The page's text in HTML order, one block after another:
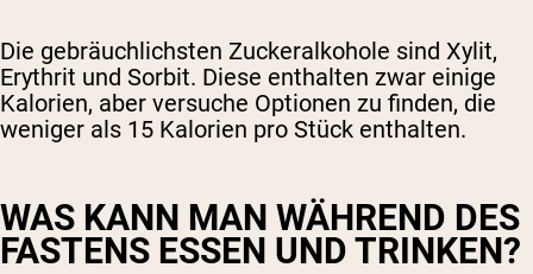
Die gebräuchlichsten Zuckeralkohole sind Xylit,
Erythrit und Sorbit. Diese enthalten zwar einige
Kalorien, aber versuche Optionen zu finden, die
weniger als 15 Kalorien pro Stück enthalten.
WAS KANN MAN WÄHREND DES
FASTENS ESSEN UND TRINKEN?